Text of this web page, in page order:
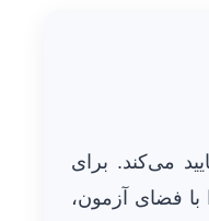
می‌کند. برای
فضای آزمون،